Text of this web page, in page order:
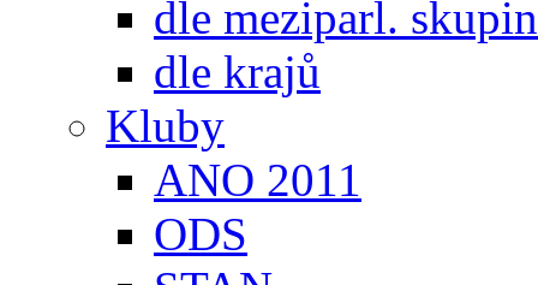
dle meziparl. skupin
dle krajů
Kluby
ANO 2011
ODS